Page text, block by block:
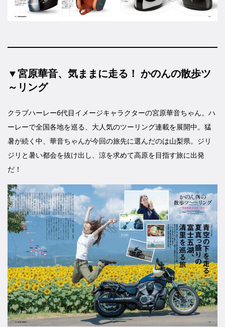
▼宮原華音、気ままに走る！ かのんの散歩ツ
～リング
クラブハーレー6代目イメージキャラクターの宮原華音ちゃん。ハ
ーレーで全国各地を巡る、大人気のツーリング連載を展開中。猛
暑が続く中、華音ちゃんが今回の旅先に選んだのは山梨県。ジリ
ジリと暑い都会を抜け出し、涼を求めて高原を目指す旅に出発
だ！